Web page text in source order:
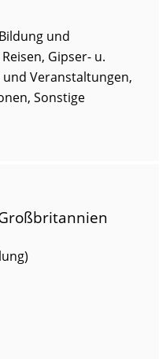
Bildung und
, Gipser- u.
Veranstaltungen,
, Sonstige